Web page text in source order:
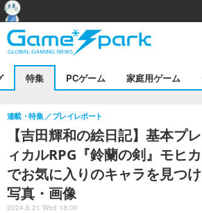
特集 PCゲーム 家庭用ゲーム
【吉田輝和の絵日記】基本プ
ィカルRPG『鈴蘭の剣』モヒ
でお気に入りのキャラを見つ
写真・画像
連載・特集 プレイレポート
2024.8.21 Wed 18:00